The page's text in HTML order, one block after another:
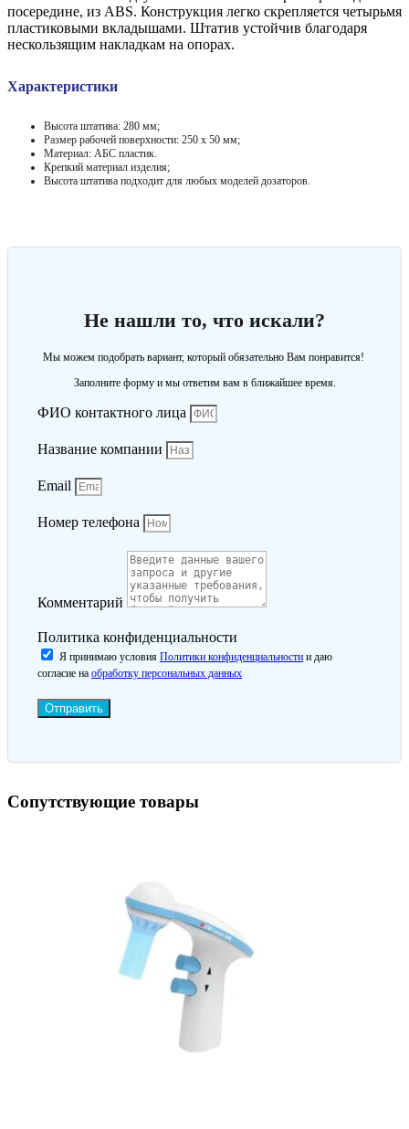
посередине, из ABS. Конструкция легко скрепляется четырьмя
пластиковыми вкладышами. Штатив устойчив благодаря
нескользящим накладкам на опорах.
Характеристики
Высота штатива: 280 мм;
Размер рабочей поверхности: 250 х 50 мм;
Материал: АБС пластик.
Крепкий материал изделия;
Высота штатива подходит для любых моделей дозаторов.
Не нашли то, что искали?
Мы можем подобрать вариант, который обязательно Вам понравится!
Заполните форму и мы ответим вам в ближайшее время.
ФИО контактного лица
Название компании
Email
Номер телефона
Комментарий
Политика конфиденциальности
Я принимаю условия Политики конфиденциальности и даю
согласие на обработку персональных данных
Отправить
Сопутствующие товары